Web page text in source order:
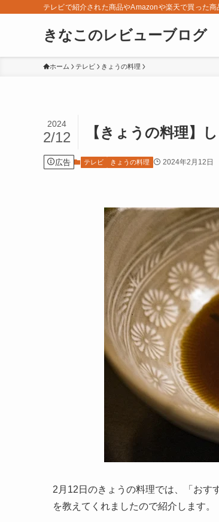
テレビで紹介された商品やAmazonや楽天で買った商
きなこのレビューブログ
ホーム テレビ きょうの料理
【きょうの料理】
2024
2/12
広告 テレビ きょうの料理 2024年2月12日
2月12日のきょうの料理では、「おす
を教えてくれましたので紹介します。